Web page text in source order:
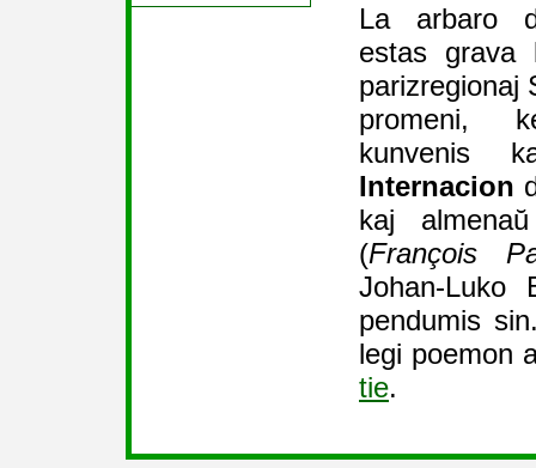
La arbaro
estas
parizregionaj
promeni,
kunvenis
Internacion
kaj
(François
Johan-Luko
pendumis
legi poemon
tie.